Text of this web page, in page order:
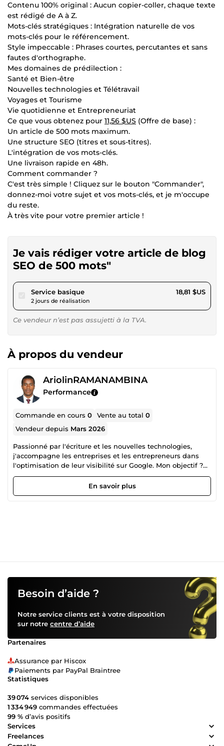
Contenu 100% original : Aucun copier-coller, chaque texte
est rédigé de A à Z.
Mots-clés stratégiques : Intégration naturelle de vos
mots-clés pour le référencement.
Style impeccable : Phrases courtes, percutantes et sans
fautes d'orthographe.
Mes domaines de prédilection :
Santé et Bien-être
Nouvelles technologies et Télétravail
Voyages et Tourisme
Vie quotidienne et Entrepreneuriat
Ce que vous obtenez pour 11,56 $US (Offre de base) :
Un article de 500 mots maximum.
Une structure SEO (titres et sous-titres).
L'intégration de vos mots-clés.
Une livraison rapide en 48h.
Comment commander ?
C'est très simple ! Cliquez sur le bouton "Commander",
donnez-moi votre sujet et vos mots-clés, et je m'occupe
du reste.
À très vite pour votre premier article !
Je vais rédiger votre article de blog
SEO de 500 mots"
Service basiquepour 17,33 $US
2 jours de réalisation
18,81 $US
Ce vendeur n’est pas assujetti à la TVA.
À propos du vendeur
AriolinRAMANAMBINA
Performance
Commande en cours0 Vente au total0
Vendeur depuis Mars 2026
Passionné par l'écriture et les nouvelles technologies,
j'accompagne les entreprises et les entrepreneurs dans
l'optimisation de leur visibilité sur Google. Mon objectif ?
Transformer vos idées en articles clairs, structurés et
captivants pour vos lecteurs, tout en respectant les
exigences des algorithmes SEO.
En savoir plus
Besoin d’aide ?
Notre service clients est à votre disposition
sur notre centre d’aide
Partenaires
Assurance par Hiscox
Paiements par PayPal Braintree
Statistiques
39 074 services disponibles
1 334 949 commandes effectuées
99 % d’avis positifs
Services
Freelances